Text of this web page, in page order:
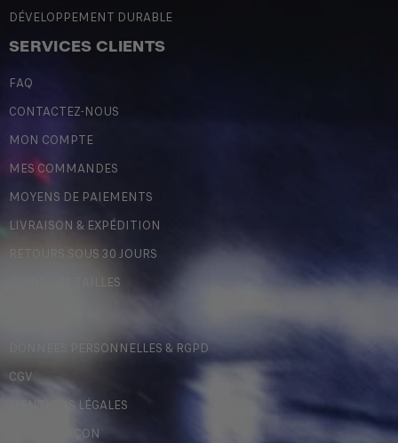
DÉVELOPPEMENT DURABLE
SERVICES CLIENTS
FAQ
CONTACTEZ-NOUS
MON COMPTE
MES COMMANDES
MOYENS DE PAIEMENTS
LIVRAISON & EXPÉDITION
RETOURS SOUS 30 JOURS
GUIDE DES TAILLES
DONNÉES PERSONNELLES & RGPD
CGV
MENTIONS LÉGALES
CONTREFAÇON